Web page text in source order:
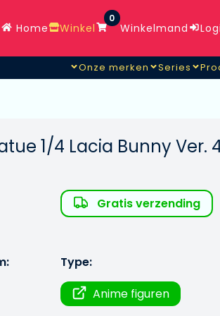
Home Winkel
0
Winkelmand
Onze merken Series
1/4 Lacia Bunny Ver.
Gratis verzending
Type:
Anime figuren